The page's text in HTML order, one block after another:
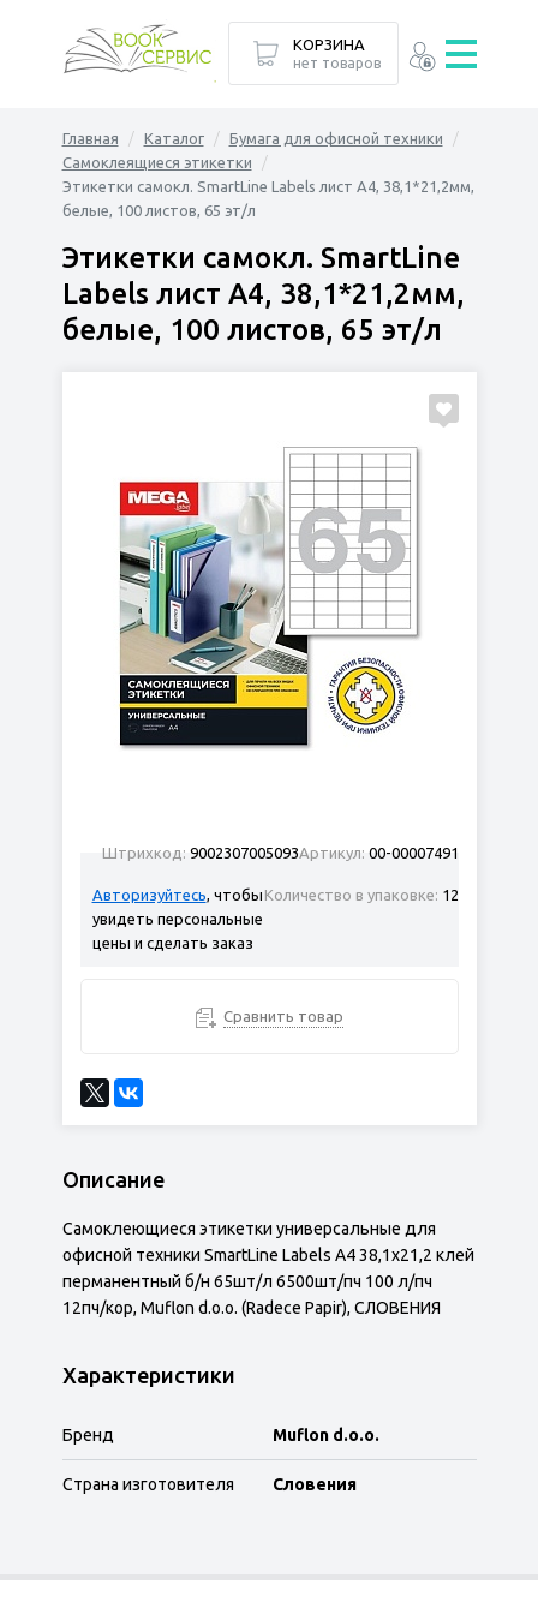
Главная Каталог
Бумага для офисной техники
Самоклеящиеся этикетки
Этикетки самокл. SmartLine Labels лист А4, 38,1*21,2мм,
белые, 100 листов, 65 эт/л
Этикетки самокл. SmartLine
Labels лист А4, 38,1*21,2мм,
белые, 100 листов, 65 эт/л
Артикул: 00-00007491
Штрихкод: 9002307005093
Количество в упаковке: 12
Авторизуйтесь, чтобы
увидеть персональные
цены и сделать заказ
Сравнить товар
Описание
Самоклеющиеся этикетки универсальные для
офисной техники SmartLine Labels А4 38,1х21,2 клей
перманентный б/н 65шт/л 6500шт/пч 100 л/пч
12пч/кор, Muflon d.o.o. (Radece Papir), СЛОВЕНИЯ
Характеристики
Бренд Muflon d.o.o.
Страна изготовителя Словения
КОРЗИНА
нет товаров